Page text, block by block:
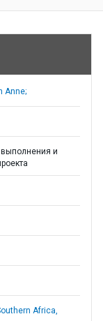
Anne;
и
Africa,